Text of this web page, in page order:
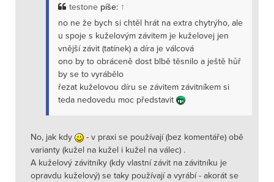
testone píše: ↑
no ne že bych si chtěl hrát na extra chytrýho, ale
u spoje s kuželovým závitem je kuželovej jen
vnější závit (tatínek) a díra je válcová
ono by to obráceně dost blbě těsnilo a ještě hůř
by se to vyrábělo
řezat kuželovou díru se závitem závitníkem si
teda nedovedu moc představit
No, jak kdy
- v praxi se používají (bez komentáře) obě
varianty (kužel na kužel i kužel na válec) .
A kuželový závitníky (kdy vlastní závit na závitníku je
opravdu kuželový) se taky používají a vyrábí - akorát se